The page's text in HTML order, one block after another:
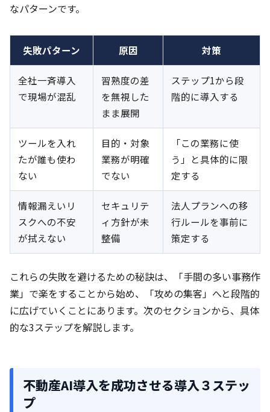
なパターンです。
失敗パターン 原因 対策
全社一斉導入
で現場が混乱
習熟度の差
を無視した
まま展開
ステップ1から段
階的に導入する
ツールを入れ
たが誰も使わ
ない
目的・対象
業務が明確
でない
「この業務に使
う」と具体的に限
定する
情報漏えいリ
スクへの不安
が拭えない
セキュリテ
ィ方針が未
整備
法人プランへの移
行ルールを事前に
策定する
これらの失敗を避けるための秘訣は、「手間の多い事務作
業」で楽をすることから始め、「攻めの集客」へと段階的
に広げていくことにあります。次のセクションから、具体
的な3ステップを解説します。
不動産AI導入を成功させる導入３ステッ
プ